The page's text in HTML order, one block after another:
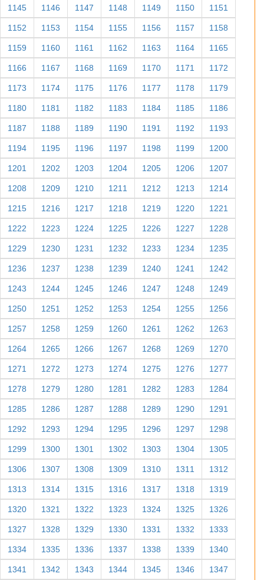
1145 1146 1147 1148 1149 1150 1151
1152 1153 1154 1155 1156 1157 1158
1159 1160 1161 1162 1163 1164 1165
1166 1167 1168 1169 1170 1171 1172
1173 1174 1175 1176 1177 1178 1179
1180 1181 1182 1183 1184 1185 1186
1187 1188 1189 1190 1191 1192 1193
1194 1195 1196 1197 1198 1199 1200
1201 1202 1203 1204 1205 1206 1207
1208 1209 1210 1211 1212 1213 1214
1215 1216 1217 1218 1219 1220 1221
1222 1223 1224 1225 1226 1227 1228
1229 1230 1231 1232 1233 1234 1235
1236 1237 1238 1239 1240 1241 1242
1243 1244 1245 1246 1247 1248 1249
1250 1251 1252 1253 1254 1255 1256
1257 1258 1259 1260 1261 1262 1263
1264 1265 1266 1267 1268 1269 1270
1271 1272 1273 1274 1275 1276 1277
1278 1279 1280 1281 1282 1283 1284
1285 1286 1287 1288 1289 1290 1291
1292 1293 1294 1295 1296 1297 1298
1299 1300 1301 1302 1303 1304 1305
1306 1307 1308 1309 1310 1311 1312
1313 1314 1315 1316 1317 1318 1319
1320 1321 1322 1323 1324 1325 1326
1327 1328 1329 1330 1331 1332 1333
1334 1335 1336 1337 1338 1339 1340
1341 1342 1343 1344 1345 1346 1347